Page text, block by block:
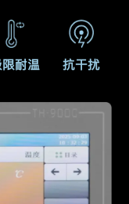
限耐温 抗干扰